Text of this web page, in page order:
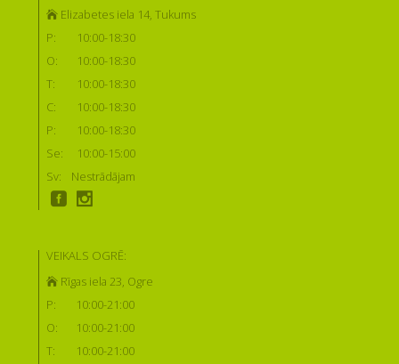
Elizabetes iela 14, Tukums
P:
10:00-18:30
O:
10:00-18:30
T:
10:00-18:30
C:
10:00-18:30
P:
10:00-18:30
Se:
10:00-15:00
Sv:
Nestrādājam
VEIKALS OGRĒ:
Rīgas iela 23, Ogre
P:
10:00-21:00
O:
10:00-21:00
T:
10:00-21:00